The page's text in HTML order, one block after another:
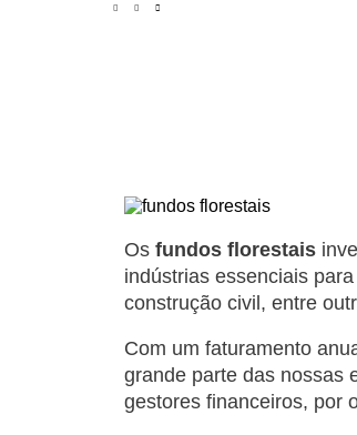
Os fundos florestais
indústrias essenciais
construção civil, entre
Com um faturamento
grande parte das nossas
gestores financeiros, por